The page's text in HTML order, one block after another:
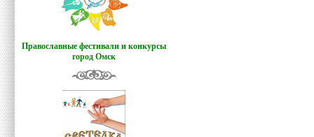
Православные фестивали и конкурсы
город Омск